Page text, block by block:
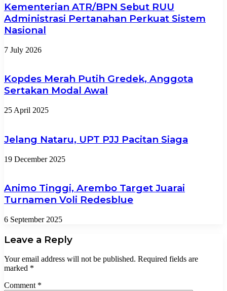
Kementerian ATR/BPN Sebut RUU
Administrasi Pertanahan Perkuat Sistem
Nasional
7 July 2026
Kopdes Merah Putih Gredek, Anggota
Sertakan Modal Awal
25 April 2025
Jelang Nataru, UPT PJJ Pacitan Siaga
19 December 2025
Animo Tinggi, Arembo Target Juarai
Turnamen Voli Redesblue
6 September 2025
Leave a Reply
Your email address will not be published. Required fields are
marked *
Comment *